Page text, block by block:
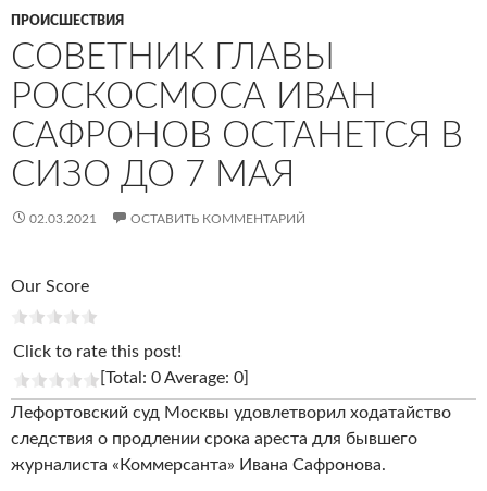
ПРОИСШЕСТВИЯ
СОВЕТНИК ГЛАВЫ
РОСКОСМОСА ИВАН
САФРОНОВ ОСТАНЕТСЯ В
СИЗО ДО 7 МАЯ
02.03.2021 ОСТАВИТЬ КОММЕНТАРИЙ
Our Score
Click to rate this post!
[Total: 0 Average: 0]
Лефортовский суд Москвы удовлетворил ходатайство
следствия о продлении срока ареста для бывшего
журналиста «Коммерсанта» Ивана Сафронова.